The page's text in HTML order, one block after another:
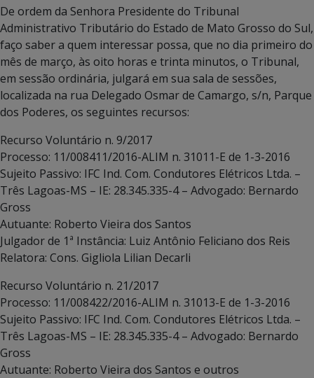
De ordem da Senhora Presidente do Tribunal
Administrativo Tributário do Estado de Mato Grosso do Sul,
faço saber a quem interessar possa, que no dia primeiro do
mês de março, às oito horas e trinta minutos, o Tribunal,
em sessão ordinária, julgará em sua sala de sessões,
localizada na rua Delegado Osmar de Camargo, s/n, Parque
dos Poderes, os seguintes recursos:
Recurso Voluntário n. 9/2017
Processo: 11/008411/2016-ALIM n. 31011-E de 1-3-2016
Sujeito Passivo: IFC Ind. Com. Condutores Elétricos Ltda. –
Três Lagoas-MS – IE: 28.345.335-4 – Advogado: Bernardo
Gross
Autuante: Roberto Vieira dos Santos
Julgador de 1ª Instância: Luiz Antônio Feliciano dos Reis
Relatora: Cons. Gigliola Lilian Decarli
Recurso Voluntário n. 21/2017
Processo: 11/008422/2016-ALIM n. 31013-E de 1-3-2016
Sujeito Passivo: IFC Ind. Com. Condutores Elétricos Ltda. –
Três Lagoas-MS – IE: 28.345.335-4 – Advogado: Bernardo
Gross
Autuante: Roberto Vieira dos Santos e outros